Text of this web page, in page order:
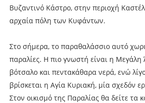
Βυζαντινό Κάστρο, στην περιοχή
αρχαία πόλη των Κυφάντων.
Στο σήμερα, το παραθαλάσσιο αυτό
παραλίες. Η πιο γνωστή είναι η Μεγάλη
βότσαλο και πεντακάθαρα νερά, ενώ
βρίσκεται η Αγία Κυριακή, μία σχεδόν
Στον οικισμό της Παραλίας θα δείτε τα